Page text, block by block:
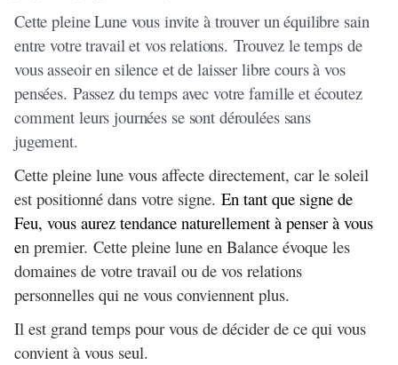
Cette pleine Lune vous invite à trouver un équilibre sain
entre votre travail et vos relations. Trouvez le temps de
vous asseoir en silence et de laisser libre cours à vos
pensées. Passez du temps avec votre famille et écoutez
comment leurs journées se sont déroulées sans
jugement.
Cette pleine lune vous affecte directement, car le soleil
est positionné dans votre signe. En tant que signe de
Feu, vous aurez tendance naturellement à penser à vous
en premier. Cette pleine lune en Balance évoque les
domaines de votre travail ou de vos relations
personnelles qui ne vous conviennent plus.
Il est grand temps pour vous de décider de ce qui vous
convient à vous seul.